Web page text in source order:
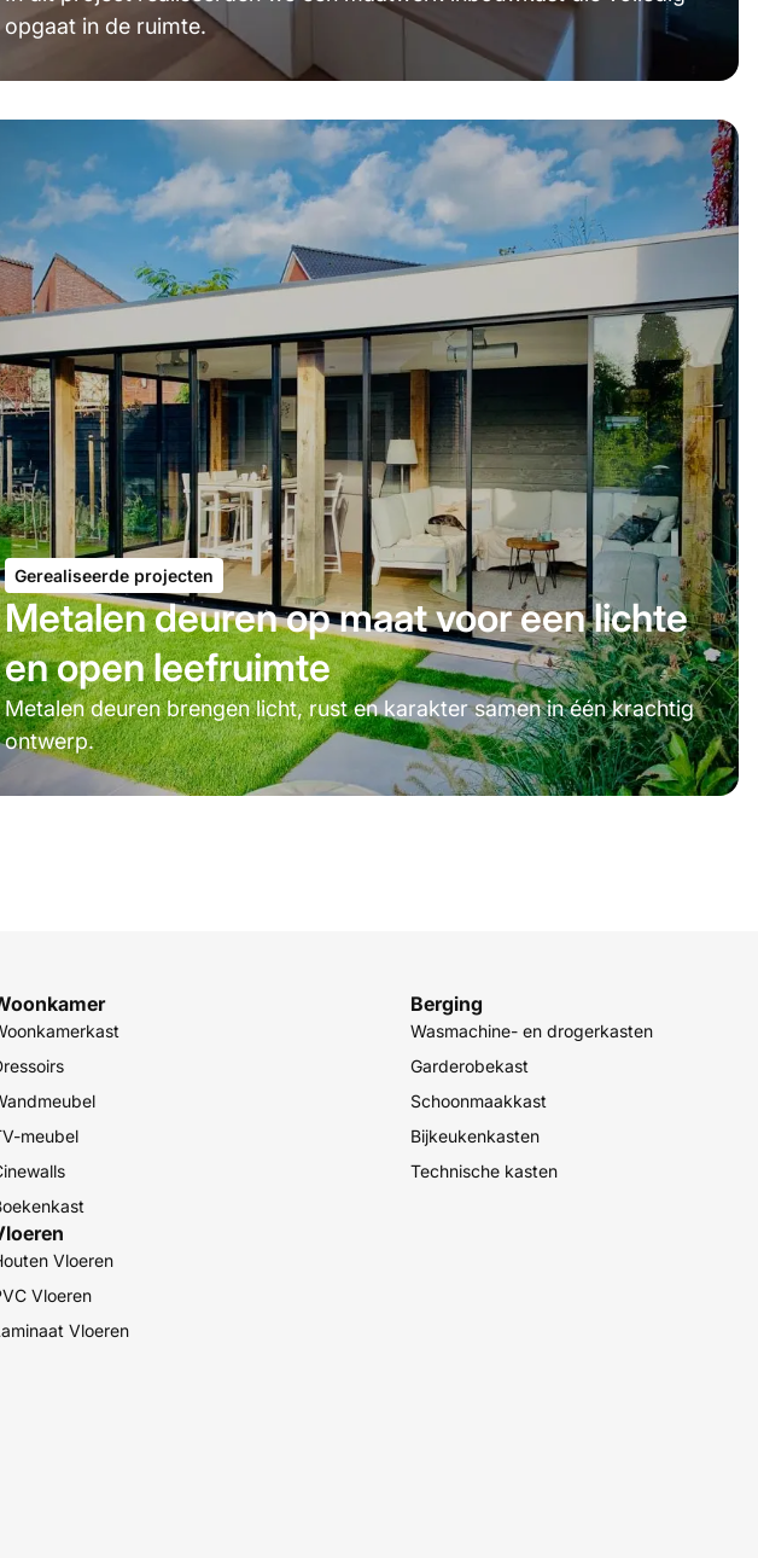
opgaat in de ruimte.
Gerealiseerde projecten
Metalen deuren op maat voor een lichte
en open leefruimte
Metalen deuren brengen licht, rust en karakter samen in één krachtig
ontwerp.
meubel
Berging
Wasmachine- en drogerkasten
Garderobekast
Schoonmaakkast
Bijkeukenkasten
Technische kasten
Vloeren
Vloeren
Vloeren